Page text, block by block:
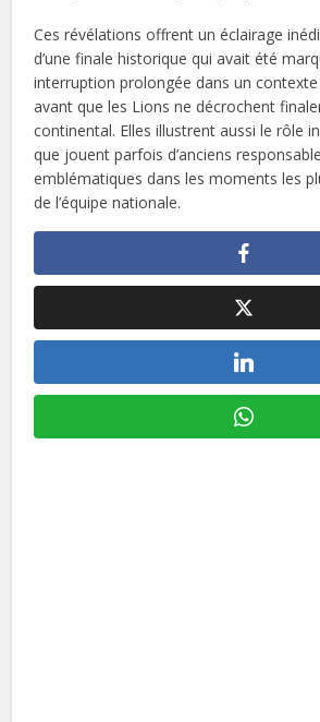
Ces révélations offrent un éclairage
d’une finale historique qui avait été
interruption prolongée dans un
avant que les Lions ne décrochent
continental. Elles illustrent aussi le rôle
que jouent parfois d’anciens
emblématiques dans les moments les
de l’équipe nationale.